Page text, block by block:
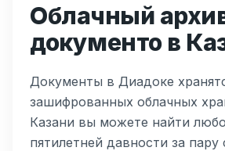
Облачный
документо в
Документы в Диадоке
зашифрованных облачных
Казани вы можете найти
пятилетней давности за пару